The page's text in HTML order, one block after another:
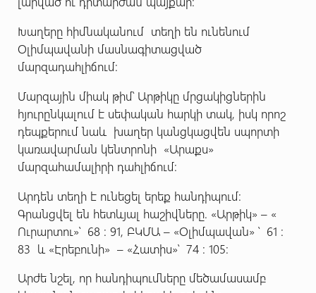
Խաղերը հիմնականում տեղի են ունենում
Օլիմպավանի մասնագիտացված
մարզադահլիճում:
Մարզային միակ թիմ՝ Արթիկը մրցակիցներին
հյուրընկալում է սեփական հարկի տակ, իսկ որոշ
դեպքերում նաև խաղեր կանցկացվեն սպորտի
կառավարման կենտրոնի «Արաքս»
մարզահամալիրի դահլիճում:
Արդեն տեղի է ունեցել երեք հանդիպում:
Գրանցվել են հետևյալ հաշիվները. «Արթիկ» – «
Ուրարտու»՝ 68 : 91, ԲԿՄԱ – «Օլիմպավան» ՝ 61 :
83 և «Էրեբունի» – «Հատիս»՝ 74 : 105:
Արժե նշել, որ հանդիպումները մեծամասամբ